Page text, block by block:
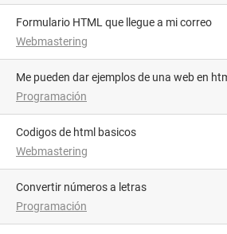
Formulario HTML que llegue a mi correo
Webmastering
Me pueden dar ejemplos de una web en
Programación
Codigos de html basicos
Webmastering
Convertir números a letras
Programación